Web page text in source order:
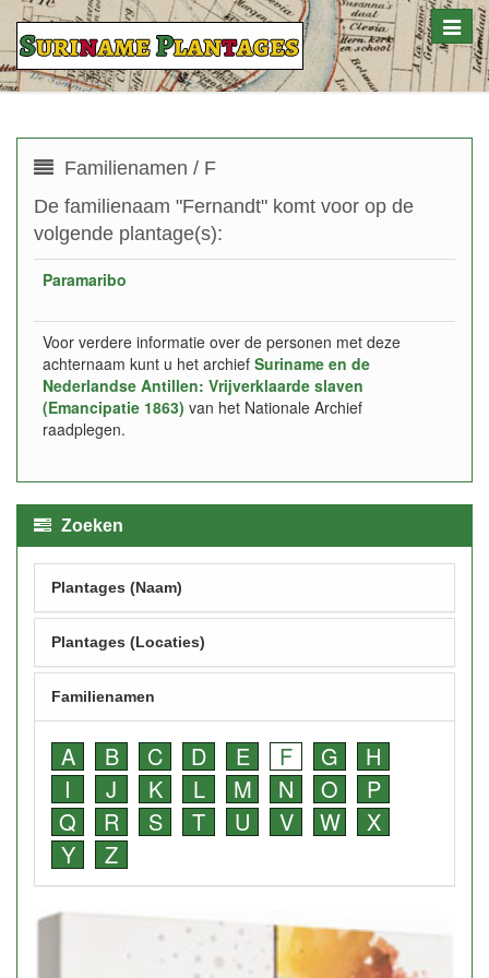
Toggle
Familienamen / F
De familienaam "Fernandt" komt voor op de
volgende plantage(s):
Paramaribo
Voor verdere informatie over de personen met deze
achternaam kunt u het archief Suriname en de
Nederlandse Antillen: Vrijverklaarde slaven
(Emancipatie 1863) van het Nationale Archief
raadplegen.
Zoeken
Plantages (Naam)
Plantages (Locaties)
Familienamen
A B C D E F G
H
I
J K L M N O
P
Q
R S T U V W
X
Y
Z